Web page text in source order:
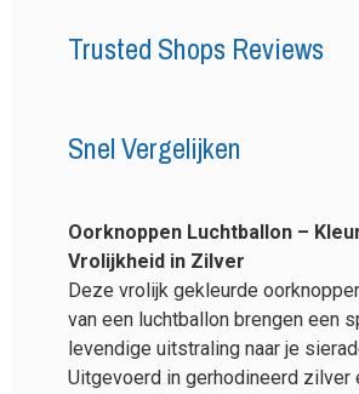
Trusted Shops Reviews
Snel Vergelijken
Oorknoppen Luchtballon –
Vrolijkheid in Zilver
Deze vrolijk gekleurde
van een luchtballon brengen een
levendige uitstraling naar je
Uitgevoerd in gerhodineerd zilver